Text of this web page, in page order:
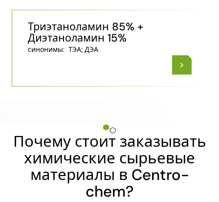
Триэтаноламин 85% +
Диэтаноламин 15%
синонимы: ТЭА; ДЭА
Почему стоит заказывать
химические сырьевые
материалы в Centro-
chem?